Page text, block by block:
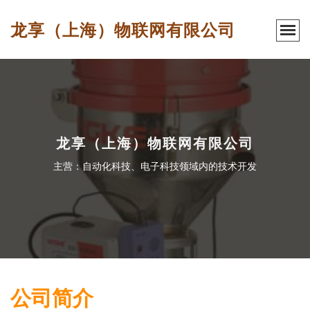
龙享（上海）物联网有限公司
龙享（上海）物联网有限公司
主营：自动化科技、电子科技领域内的技术开发
公司简介